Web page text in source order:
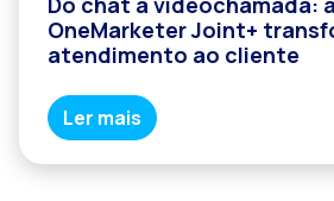
OneMarketer Joint+
atendimento ao cliente
Ler mais